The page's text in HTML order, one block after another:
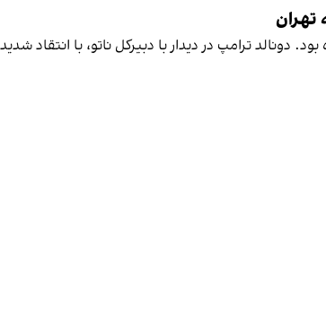
دونالد ترامپ در دیدار با دبیرکل ناتو، با انتقاد